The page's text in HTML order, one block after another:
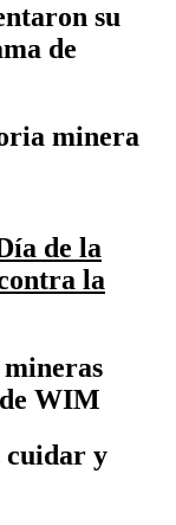
su
de
minera
de la
la
WIM
cuidar y